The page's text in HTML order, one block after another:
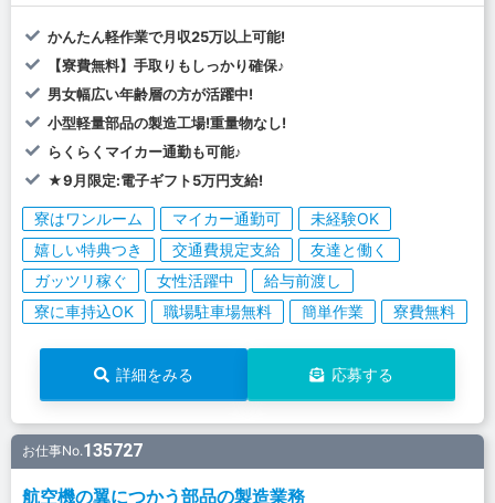
かんたん軽作業で月収25万以上可能!
【寮費無料】手取りもしっかり確保♪
男女幅広い年齢層の方が活躍中!
小型軽量部品の製造工場!重量物なし!
らくらくマイカー通勤も可能♪
★9月限定:電子ギフト5万円支給!
寮はワンルーム マイカー通勤可
未経験OK
嬉しい特典つき
交通費規定支給
友達と働く
ガッツリ稼ぐ
女性活躍中
給与前渡し
寮に車持込OK
職場駐車場無料 簡単作業 寮費無料
詳細をみる 応募する
お仕事No.135727
航空機の翼につかう部品の製造業務